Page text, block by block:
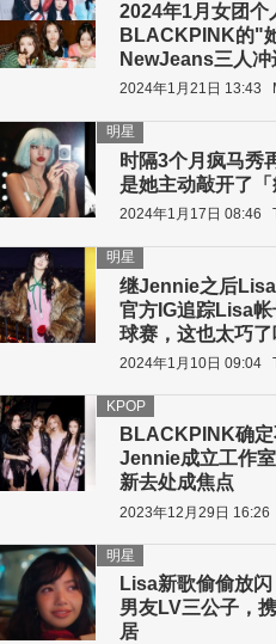
2024年1月女团个
BLACKPINK的"
NewJeans三人冲
2024年1月21日 13:43
时隔3个月疯马秀
是她主动敲开了
明星
2024年1月17日 08:46
继Jennie之后Lisa
官方IG追踪Lisa
球赛，这也太巧了
明星
2024年1月10日 09:04
BLACKPINK确定
Jennie成立工作
新去处成焦点
KPOP
2023年12月29日 16:26
Lisa新歌偷偷放
男友LV三公子，
居
明星